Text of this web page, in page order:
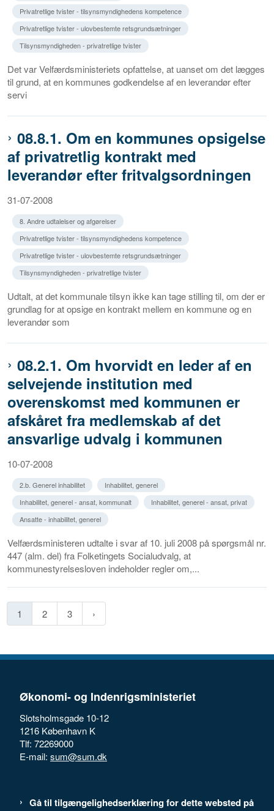
Privatretlige tvister - tilsynsmyndighedens kompetence
Privatretlige tvister - ulovbestemte retsgrundsætninger
Tilsynsmyndigheden - privatretlige tvister
Det var Velfærdsministeriets opfattelse, at uanset om det lægges
til grund, at en kommunes godkendelse af en leverandør efter
servi
08.8.1. Om en kommunes opsigelse
af privatretlig kontrakt med
leverandør efter fritvalgsordningen
31-07-2008
8. Andre udtalelser og afgørelser
Privatretlige tvister - tilsynsmyndighedens kompetence
Privatretlige tvister - ulovbestemte retsgrundsætninger
Tilsynsmyndigheden - privatretlige tvister
Udtalt, at det kommunale tilsyn ikke kan tage stilling til, om der er
grundlag for at opsige en kontrakt mellem en kommune og en
leverandør som
08.2.1. Om hvorvidt en leder af en
selvejende institution med
overenskomst med kommunen er
afskåret fra medlemskab af det
ansvarlige udvalg i kommunen
10-07-2008
2.b. Generel inhabilitet
Inhabilitet, generel
Inhabilitet, generel - ansat, kommunalt
Inhabilitet, generel - ansat, privat
Ansatte - inhabilitet, generel
Velfærdsministeren udtalte i svar af 10. juli 2008 på spørgsmål nr.
447 (alm. del) fra Folketingets Socialudvalg, at
kommunestyrelsesloven indeholder regler om,...
1 2 3
Økonomi- og Indenrigsministeriet
Slotsholmsgade 10-12
1216 København K
Tlf: 72269000
E-mail: sum@sum.dk
Gå til tilgængelighedserklæring for dette websted på